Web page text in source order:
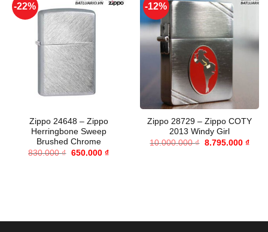
-22%
Zippo 24648 – Zippo
Herringbone Sweep
Brushed Chrome
830.000₫ Giá
650.000 ₫Giá
-12%
Zippo 28729 – Zippo COTY
2013 Windy Girl
10.000.000₫ Giá
8.795.000 ₫Giá